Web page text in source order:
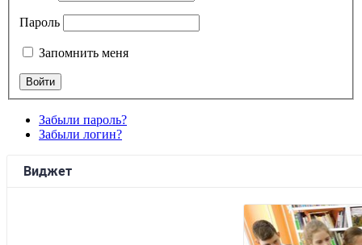
Пароль
Запомнить меня
Забыли пароль?
Забыли логин?